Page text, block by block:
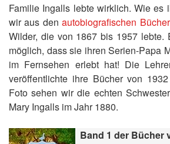
Familie Ingalls lebte wirklich. Wie es
wir aus denautobiografischen
Wilder, die von 1867 bis 1957 lebte.
möglich, dass sie ihren Serien-Papa
im Fernsehen erlebt hat! Die
veröffentlichte ihre Bücher von
Foto sehen wir die echten
Mary Ingalls im Jahr 1880.
Band 1 der Bücher